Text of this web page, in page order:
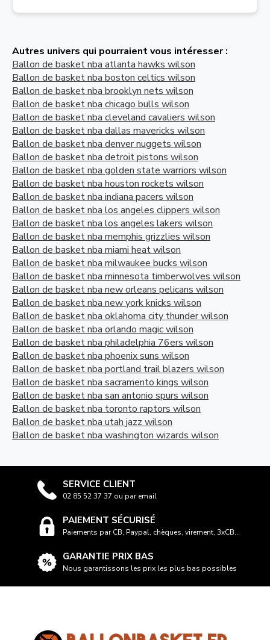
Autres univers qui pourraient vous intéresser :
Ballon de basket nba atlanta hawks wilson
Ballon de basket nba boston celtics wilson
Ballon de basket nba brooklyn nets wilson
Ballon de basket nba chicago bulls wilson
Ballon de basket nba cleveland cavaliers wilson
Ballon de basket nba dallas mavericks wilson
Ballon de basket nba denver nuggets wilson
Ballon de basket nba detroit pistons wilson
Ballon de basket nba golden state warriors wilson
Ballon de basket nba houston rockets wilson
Ballon de basket nba indiana pacers wilson
Ballon de basket nba los angeles clippers wilson
Ballon de basket nba los angeles lakers wilson
Ballon de basket nba memphis grizzlies wilson
Ballon de basket nba miami heat wilson
Ballon de basket nba milwaukee bucks wilson
Ballon de basket nba minnesota timberwolves wilson
Ballon de basket nba new orleans pelicans wilson
Ballon de basket nba new york knicks wilson
Ballon de basket nba oklahoma city thunder wilson
Ballon de basket nba orlando magic wilson
Ballon de basket nba philadelphia 76ers wilson
Ballon de basket nba phoenix suns wilson
Ballon de basket nba portland trail blazers wilson
Ballon de basket nba sacramento kings wilson
Ballon de basket nba san antonio spurs wilson
Ballon de basket nba toronto raptors wilson
Ballon de basket nba utah jazz wilson
Ballon de basket nba washington wizards wilson
SERVICE CLIENT
02 85 52 37 37 ou par email
PAIEMENT SÉCURISÉ
Paiements par CB, Paypal, chèques, virement, 3xCB...
GARANTIE PRIX BAS
Nous garantissons les prix les plus bas possibles